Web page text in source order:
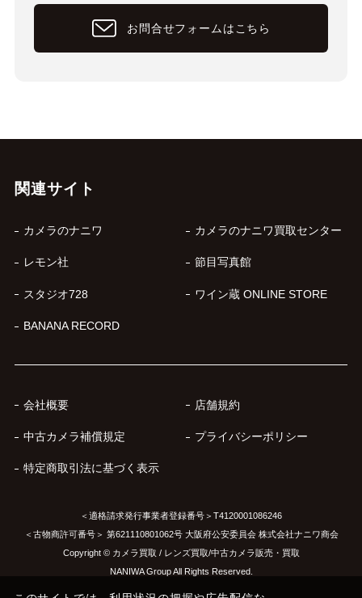
お問合せフォームはこちら
関連サイト
カメラのナニワ カメラのナニワ買取センター
レモン社 節目写真館
スタジオ728 ワイン蔵 ONLINE STORE
BANANA RECORD
会社概要 店舗規約
中古カメラ補償規定 プライバシーポリシー
特定商取引法に基づく表示
＜適格請求発行事業者登録番号＞T4120001086246
＜古物商許可番号＞ 第621110801062号 大阪府公安委員会 株式会社ナニワ商会
Copyright © カメラ買取 / レンズ買取/中古カメラ販売・買取
NANIWA Group All Rights Reserved.